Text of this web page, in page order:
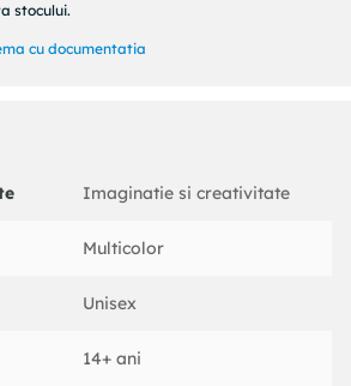
stocului.
cu documentatia
Imaginatie si creativitate
Multicolor
Unisex
14+ ani